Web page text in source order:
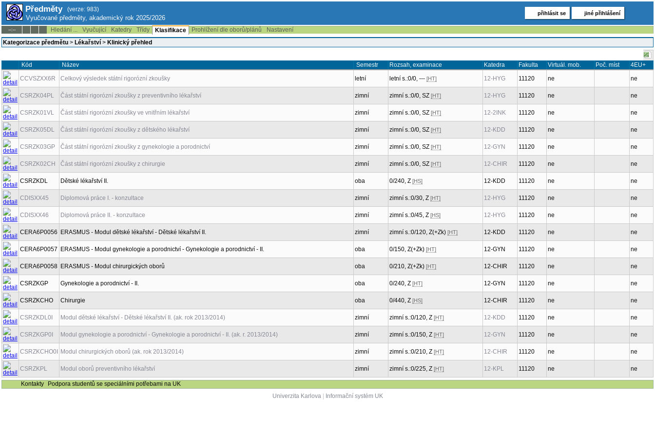
Předměty (verze: 983)
Vyučované předměty, akademický rok 2025/2026
přihlásit se jiné přihlášení
--:-- Hledání ... Vyučující Katedry Třídy Klasifikace Prohlížení dle oborů/plánů
Nastavení
Kategorizace předmětu > Lékařství > Klinický přehled
Kód Název Semestr Rozsah, examinace Katedra Fakulta Virtuál. mob. Poč. míst
4EU+
CCVSZXX6R
Celkový výsledek státní rigorózní zkoušky letní letní s.:0/0, --- [HT] 12-HYG 11120 ne ne
CSRZK04PL Část státní rigorózní zkoušky z preventivního lékařství zimní zimní s.:0/0, SZ [HT] 12-HYG 11120 ne ne
CSRZK01VL Část státní rigorózní zkoušky ve vnitřním lékařství zimní zimní s.:0/0, SZ [HT] 12-2INK 11120 ne ne
CSRZK05DL Část státní rigorózní zkoušky z dětského lékařství zimní zimní s.:0/0, SZ [HT] 12-KDD 11120 ne ne
CSRZK03GP Část státní rigorózní zkoušky z gynekologie a porodnictví zimní zimní s.:0/0, SZ [HT] 12-GYN 11120 ne ne
CSRZK02CH Část státní rigorózní zkoušky z chirurgie zimní zimní s.:0/0, SZ [HT] 12-CHIR 11120 ne ne
CSRZKDL Dětské lékařství II. oba 0/240, Z [HS] 12-KDD 11120 ne ne
CDISXX45 Diplomová práce I. - konzultace zimní zimní s.:0/30, Z [HT] 12-HYG 11120 ne ne
CDISXX46 Diplomová práce II. - konzultace zimní zimní s.:0/45, Z [HS] 12-HYG 11120 ne ne
CERA6P0056 ERASMUS - Modul dětské lékařství - Dětské lékařství II. zimní zimní s.:0/120, Z(+Zk) [HT] 12-KDD 11120 ne ne
CERA6P0057 ERASMUS - Modul gynekologie a porodnictví - Gynekologie a porodnictví - II. oba 0/150, Z(+Zk) [HT] 12-GYN 11120 ne ne
CERA6P0058 ERASMUS - Modul chirurgických oborů oba 0/210, Z(+Zk) [HT] 12-CHIR 11120 ne ne
CSRZKGP Gynekologie a porodnictví - II. oba 0/240, Z [HT] 12-GYN 11120 ne ne
CSRZKCHO Chirurgie oba 0/440, Z [HS] 12-CHIR 11120 ne ne
CSRZKDL0I Modul dětské lékařství - Dětské lékařství II. (ak. rok 2013/2014) zimní zimní s.:0/120, Z [HT] 12-KDD 11120 ne ne
CSRZKGP0I Modul gynekologie a porodnictví - Gynekologie a porodnictví - II. (ak. r. 2013/2014) zimní zimní s.:0/150, Z [HT] 12-GYN 11120 ne ne
CSRZKCHO0I Modul chirurgických oborů (ak. rok 2013/2014) zimní zimní s.:0/210, Z [HT] 12-CHIR 11120 ne ne
CSRZKPL Modul oborů preventivního lékařství zimní zimní s.:0/225, Z [HT] 12-KPL 11120 ne ne
Kontakty
Podpora studentů se speciálními potřebami na UK
Univerzita Karlova| Informační systém UK